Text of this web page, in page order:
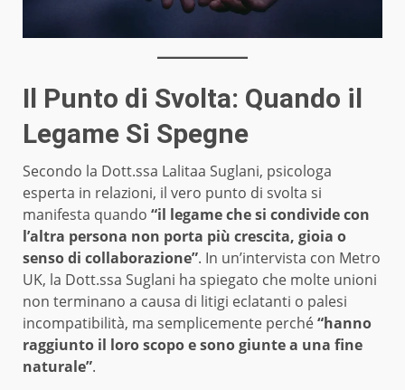
Il Punto di Svolta: Quando il
Legame Si Spegne
Secondo la Dott.ssa Lalitaa Suglani, psicologa
esperta in relazioni, il vero punto di svolta si
manifesta quando “il legame che si condivide con
l’altra persona non porta più crescita, gioia o
senso di collaborazione”. In un’intervista con Metro
UK, la Dott.ssa Suglani ha spiegato che molte unioni
non terminano a causa di litigi eclatanti o palesi
incompatibilità, ma semplicemente perché“hanno
raggiunto il loro scopo e sono giunte a una fine
naturale”.